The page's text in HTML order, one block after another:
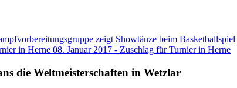
zeigt Showtänze beim Basketballspiel
in Herne 08. Januar 2017 - Zuschlag für Turnier in Herne
die Weltmeisterschaften in Wetzlar